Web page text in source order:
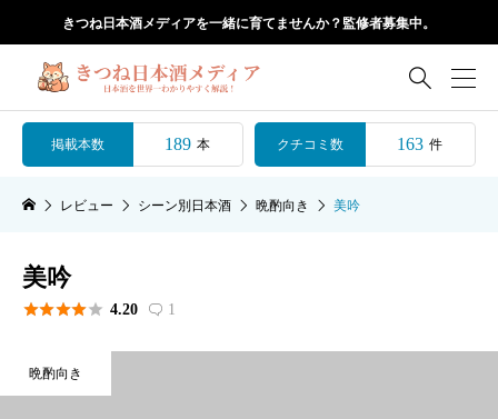
きつね日本酒メディアを一緒に育てませんか？監修者募集中。

掲載本数 189 本 クチコミ数 163 件
レビュー シーン別日本酒 晩酌向き 美吟
美吟
 4.20  1
晩酌向き